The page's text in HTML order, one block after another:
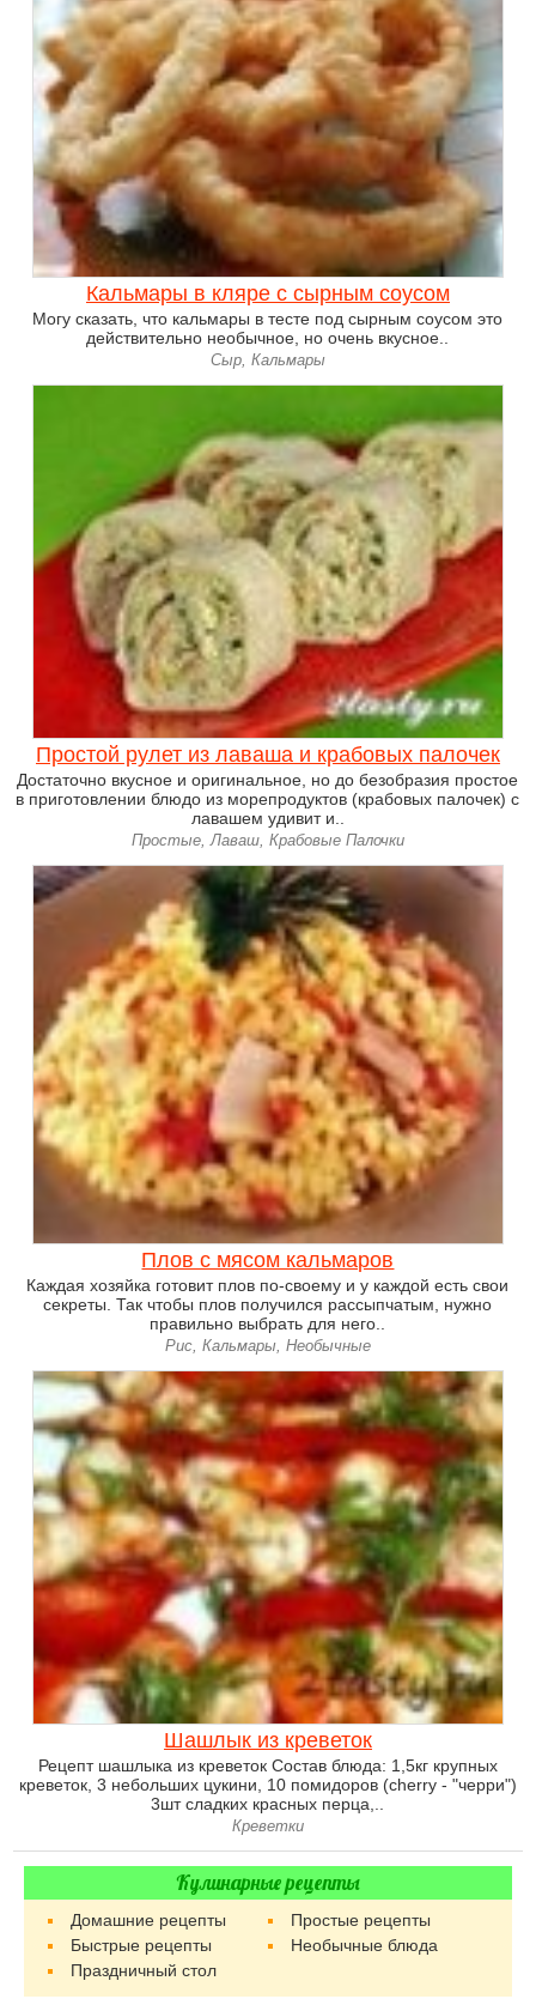
Кальмары в кляре с сырным соусом
Могу сказать, что кальмары в тесте под сырным соусом это
действительно необычное, но очень вкусное..
Сыр, Кальмары
Простой рулет из лаваша и крабовых палочек
Достаточно вкусное и оригинальное, но до безобразия простое
в приготовлении блюдо из морепродуктов (крабовых палочек) с
лавашем удивит и..
Простые, Лаваш, Крабовые Палочки
Плов с мясом кальмаров
Каждая хозяйка готовит плов по-своему и у каждой есть свои
секреты. Так чтобы плов получился рассыпчатым, нужно
правильно выбрать для него..
Рис, Кальмары, Необычные
Шашлык из креветок
Рецепт шашлыка из креветок Состав блюда: 1,5кг крупных
креветок, 3 небольших цукини, 10 помидоров (cherry - "черри")
3шт сладких красных перца,..
Креветки
Кулинарные рецепты
Домашние рецепты
Простые рецепты
Быстрые рецепты
Необычные блюда
Праздничный стол